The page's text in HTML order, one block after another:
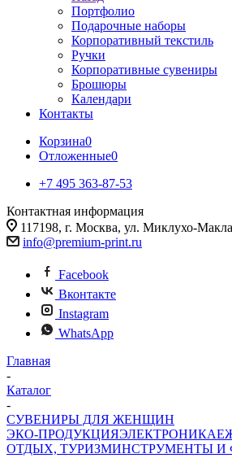
Портфолио
Подарочные наборы
Корпоративный текстиль
Ручки
Корпоративные сувениры
Брошюры
Календари
Контакты
Корзина0
Отложенные0
+7 495 363-87-53
Контактная информация
117198, г. Москва, ул. Миклухо-
info@premium-print.ru
Facebook
Вконтакте
Instagram
WhatsApp
Главная
-
Каталог
-
СУВЕНИРЫ ДЛЯ ЖЕНЩИН
ЭКО-ПРОДУКЦИЯЭЛЕКТРОНИКА
ОТДЫХ, ТУРИЗМИНСТРУМЕНТЫ И